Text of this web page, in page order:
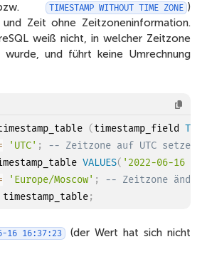
TIMESTAMP WITHOUT TIME ZONE )
Zeit ohne Zeitzoneninformation.
weiß nicht, in welcher Zeitzone
und führt keine Umrechnung
(timestamp_field
'UTC' ;
-- Zeitzone auf UTC setzen
VALUES( '2022-06-16
'Europe/Moscow' ;
-- Zeitzone ändern
timestamp_table;
16 16:37:23
(der Wert hat sich nicht